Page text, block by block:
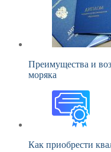
Преимущества и
моряка
Как приобрести